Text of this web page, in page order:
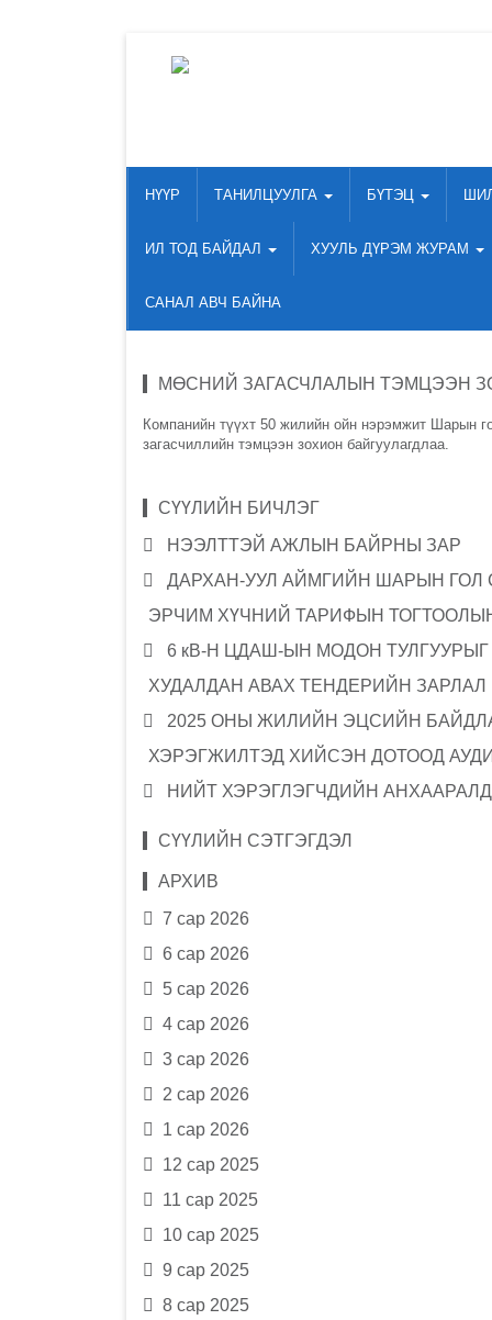
НҮҮР ТАНИЛЦУУЛГА БҮТЭЦ
ИЛ ТОД БАЙДАЛ ХУУЛЬ ДҮРЭМ ЖУРАМ
САНАЛ АВЧ БАЙНА
МӨСНИЙ ЗАГАСЧЛАЛЫН ТЭМЦЭЭН
Компанийн түүхт 50 жилийн ойн нэрэмжит Шарын
загасчиллийн тэмцээн зохион байгуулагдлаа.
СҮҮЛИЙН БИЧЛЭГ
НЭЭЛТТЭЙ АЖЛЫН БАЙРНЫ ЗАР
ДАРХАН-УУЛ АЙМГИЙН ШАРЫН ГОЛ
ЭРЧИМ ХҮЧНИЙ ТАРИФЫН
6 кВ-Н ЦДАШ-ЫН МОДОН
ХУДАЛДАН АВАХ ТЕНДЕРИЙН ЗАРЛАЛ
2025 ОНЫ ЖИЛИЙН ЭЦСИЙН
ХЭРЭГЖИЛТЭД ХИЙСЭН ДОТООД
НИЙТ ХЭРЭГЛЭГЧДИЙН АНХААРАЛД
СҮҮЛИЙН СЭТГЭГДЭЛ
АРХИВ
7 сар 2026
6 сар 2026
5 сар 2026
4 сар 2026
3 сар 2026
2 сар 2026
1 сар 2026
12 сар 2025
11 сар 2025
10 сар 2025
9 сар 2025
8 сар 2025